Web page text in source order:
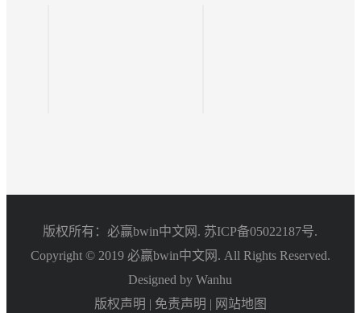
版权所有：必赢bwin中文网. 苏ICP备05022187号.
Copyright © 2019 必赢bwin中文网. All Rights Reserved.
Designed by Wanhu
版权声明 | 免责声明 | 网站地图